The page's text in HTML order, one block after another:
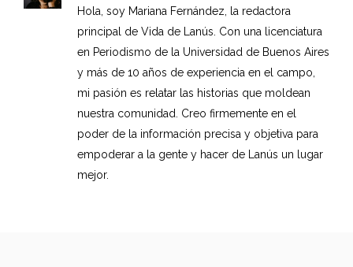
Hola, soy Mariana Fernández, la redactora
principal de Vida de Lanús. Con una licenciatura
en Periodismo de la Universidad de Buenos Aires
y más de 10 años de experiencia en el campo,
mi pasión es relatar las historias que moldean
nuestra comunidad. Creo firmemente en el
poder de la información precisa y objetiva para
empoderar a la gente y hacer de Lanús un lugar
mejor.